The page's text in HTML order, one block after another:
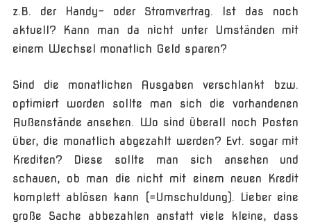
z.B. der Handy- oder Stromvertrag. Ist das noch
aktuell? Kann man da nicht unter Umständen mit
einem Wechsel monatlich Geld sparen?
Sind die monatlichen Ausgaben verschlankt bzw.
optimiert worden sollte man sich die vorhandenen
Außenstände ansehen. Wo sind überall noch Posten
über, die monatlich abgezahlt werden? Evt. sogar mit
Krediten? Diese sollte man sich ansehen und
schauen, ob man die nicht mit einem neuen Kredit
komplett ablösen kann (=Umschuldung). Lieber eine
große Sache abbezahlen anstatt viele kleine, dass